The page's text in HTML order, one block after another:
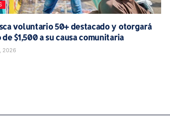
voluntario 50+ destacado y otorgará
$1,500 a su causa comunitaria
2026